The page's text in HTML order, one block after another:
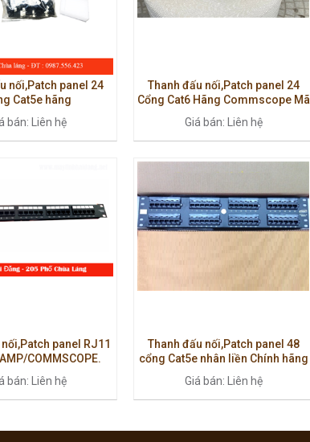
nối,Patch panel 24
Cat5e hãng
bán: Liên hệ
Thanh đấu nối,Patch panel 24
Cổng Cat6 Hãng Commscope Mã
Giá bán: Liên hệ
panel RJ11
COMMSCOPE.
bán: Liên hệ
Thanh đấu nối,Patch panel 48
cổng Cat5e nhân liền Chính hãng
Giá bán: Liên hệ